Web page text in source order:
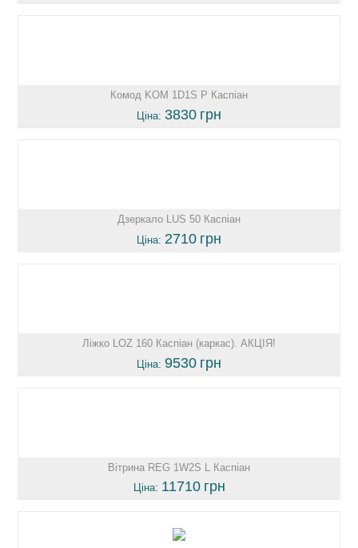
Комод KOM 1D1S P Каспіан
Ціна: 3830 грн
Дзеркало LUS 50 Каспіан
Ціна: 2710 грн
Ліжко LOZ 160 Каспіан (каркас). АКЦІЯ!
Ціна: 9530 грн
Вітрина REG 1W2S L Каспіан
Ціна: 11710 грн